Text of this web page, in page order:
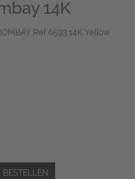
14K
Ref 6593 14K Yellow